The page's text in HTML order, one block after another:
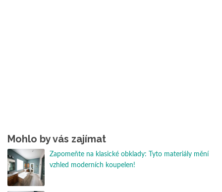
Mohlo by vás zajímat
Zapomeňte na klasické obklady: Tyto materiály mění
vzhled moderních koupelen!